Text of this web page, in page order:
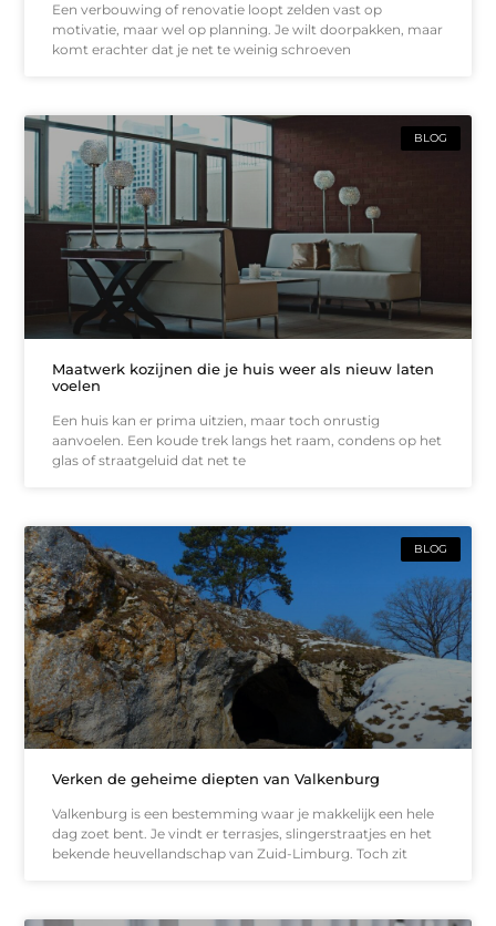
Een verbouwing of renovatie loopt zelden vast op
motivatie, maar wel op planning. Je wilt doorpakken, maar
komt erachter dat je net te weinig schroeven
BLOG
Maatwerk kozijnen die je huis weer als nieuw laten
voelen
Een huis kan er prima uitzien, maar toch onrustig
aanvoelen. Een koude trek langs het raam, condens op het
glas of straatgeluid dat net te
BLOG
Verken de geheime diepten van Valkenburg
Valkenburg is een bestemming waar je makkelijk een hele
dag zoet bent. Je vindt er terrasjes, slingerstraatjes en het
bekende heuvellandschap van Zuid-Limburg. Toch zit